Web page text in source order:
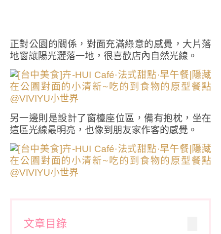
正對公園的關係，對面充滿綠意的感覺，大片落
地窗讓陽光灑落一地，很喜歡店內自然光線。
另一邊則是設計了窗檯座位區，備有抱枕，坐在
這區光線最明亮，也像到朋友家作客的感覺。
文章目錄